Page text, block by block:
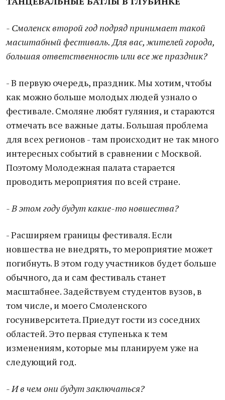
- Смоленск второй год подряд принимает такой
масштабный фестиваль. Для вас, жителей города,
большая ответственность или все же праздник?
- В первую очередь, праздник. Мы хотим, чтобы
как можно больше молодых людей узнало о
фестивале. Смоляне любят гуляния, и стараются
отмечать все важные даты. Большая проблема
для всех регионов - там происходит не так много
интересных событий в сравнении с Москвой.
Поэтому Молодежная палата старается
проводить мероприятия по всей стране.
- В этом году будут какие-то новшества?
- Расширяем границы фестиваля. Если
новшества не внедрять, то мероприятие может
погибнуть. В этом году участников будет больше
обычного, да и сам фестиваль станет
масштабнее. Задействуем студентов вузов, в
том числе, и моего Смоленского
госуниверситета. Приедут гости из соседних
областей. Это первая ступенька к тем
изменениям, которые мы планируем уже на
следующий год.
- И в чем они будут заключаться?